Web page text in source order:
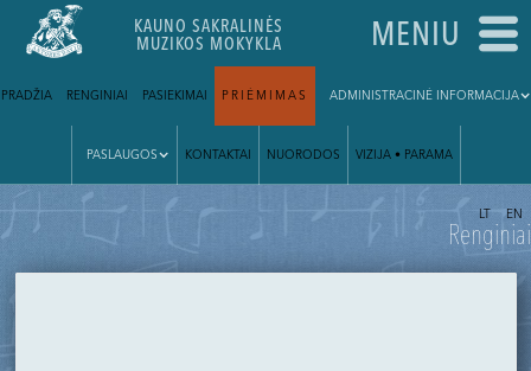
KAUNO SAKRALINĖS
MUZIKOS MOKYKLA
MENIU
PRADŽIA RENGINIAI PASIEKIMAI PRIĖMIMAS ADMINISTRACINĖ INFORMACIJA
PASLAUGOS KONTAKTAI NUORODOS VIZIJA • PARAMA
| LT EN
Renginiai